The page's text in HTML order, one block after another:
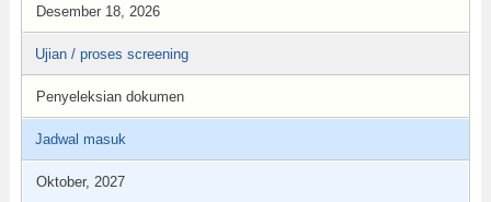
Desember 18, 2026
Ujian / proses screening
Penyeleksian dokumen
Jadwal masuk
Oktober, 2027